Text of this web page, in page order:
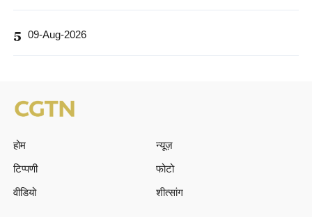
5 09-Aug-2026
होम
न्यूज़
टिप्पणी
फोटो
वीडियो
शीत्सांग